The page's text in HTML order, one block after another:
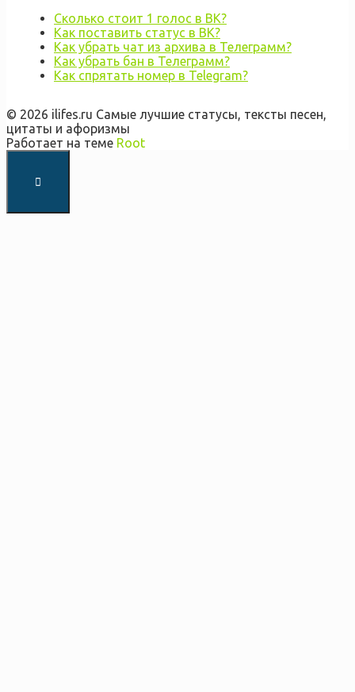
Сколько стоит 1 голос в ВК?
Как поставить статус в ВК?
Как убрать чат из архива в Телеграмм?
Как убрать бан в Телеграмм?
Как спрятать номер в Telegram?
© 2026 ilifes.ru Самые лучшие статусы, тексты песен,
цитаты и афоризмы
Работает на теме Root